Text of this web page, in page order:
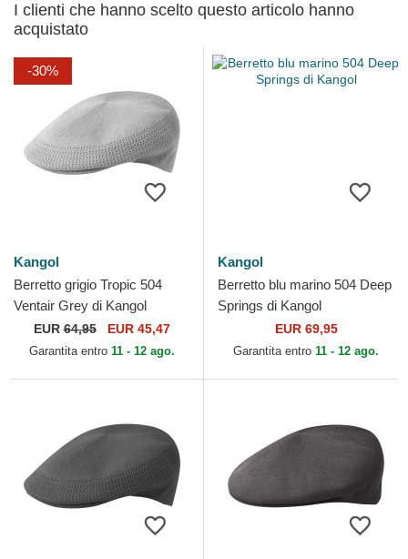
I clienti che hanno scelto questo articolo hanno
acquistato
-30%
Kangol
Berretto grigio Tropic 504
Ventair Grey di Kangol
EUR64,95 EUR 45,47
Garantita entro 11 - 12 ago.
Kangol
Berretto blu marino 504 Deep
Springs di Kangol
EUR 69,95
Garantita entro 11 - 12 ago.